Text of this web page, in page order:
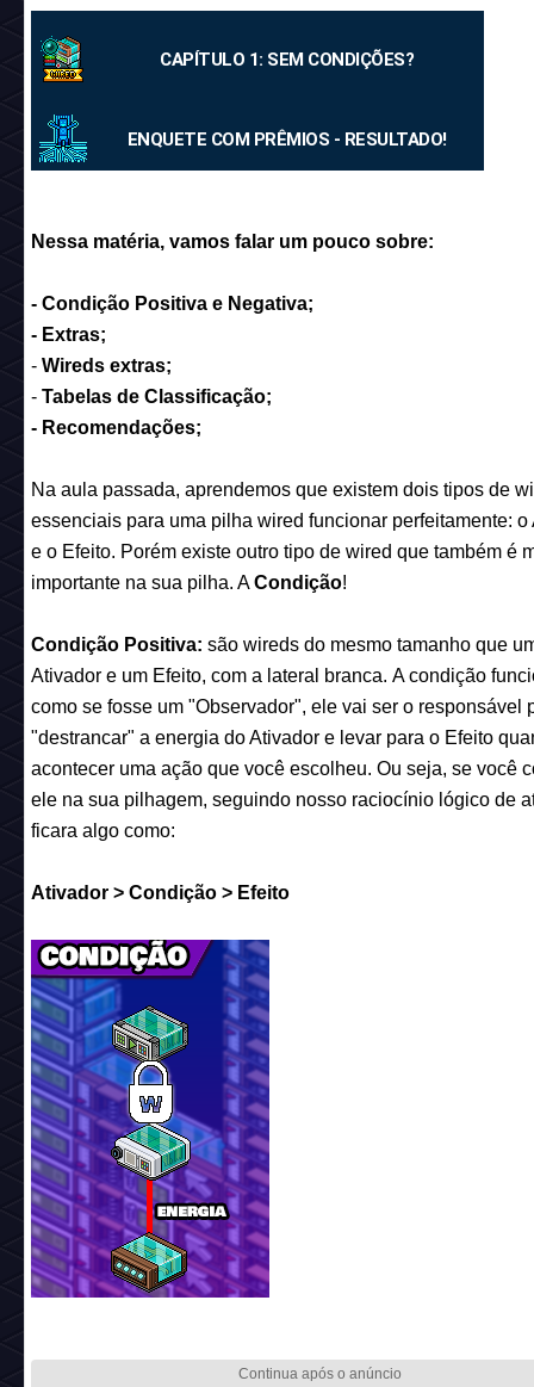
CAPÍTULO 1: SEM CONDIÇÕES?
ENQUETE COM PRÊMIOS - RESULTADO!
Nessa matéria, vamos falar um pouco sobre:
- Condição Positiva e Negativa;
- Extras;
- Wireds extras;
- Tabelas de Classificação;
- Recomendações;
Na aula passada, aprendemos que existem dois tipos de
essenciais para uma pilha wired funcionar perfeitamente: o
e o Efeito. Porém existe outro tipo de wired que também é
importante na sua pilha. ACondição!
Condição Positiva: são wireds do mesmo tamanho que
Ativador e um Efeito, com a lateral branca. A condição
como se fosse um "Observador", ele vai ser o responsável
"destrancar" a energia do Ativador e levar para o Efeito
acontecer uma ação que você escolheu. Ou seja, se você
ele na sua pilhagem, seguindo nosso raciocíniológico de
ficara algo como:
Ativador > Condição > Efeito